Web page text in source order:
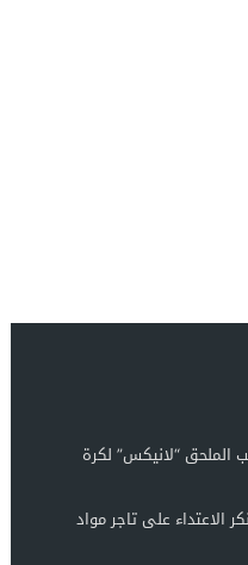
الملحق “لانيكس” لكرة
الاعتداء على تاجر مواد